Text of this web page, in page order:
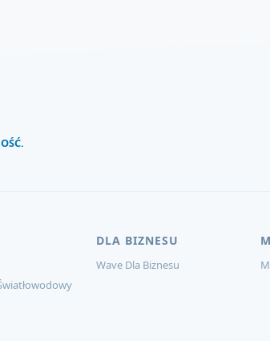
DLA BIZNESU
Wave Dla Biznesu